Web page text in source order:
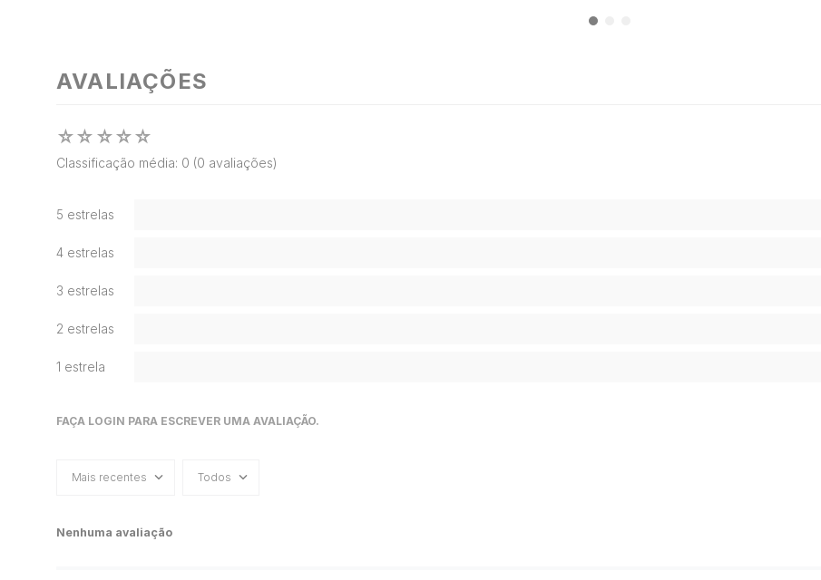
AVALIAÇÕES
☆☆ ☆☆☆
Classificação média: 0 (0 avaliações)
5 estrelas
4 estrelas
3 estrelas
2 estrelas
1 estrela
FAÇA LOGIN PARA ESCREVER UMA AVALIAÇÃO.
Mais recentes Todos
Nenhuma avaliação